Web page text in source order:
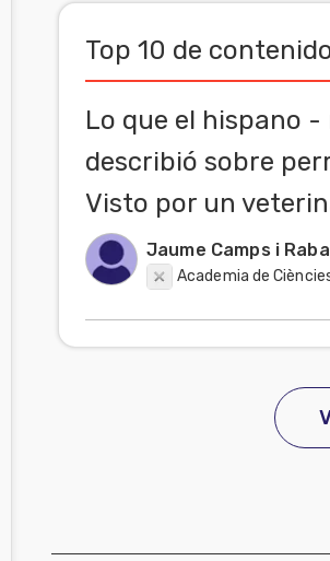
Micotoxinas
PorciculturaTop 10 de
Lo que el hispano -
describió sobre
Visto por un
Jaume Camps i
Academia de